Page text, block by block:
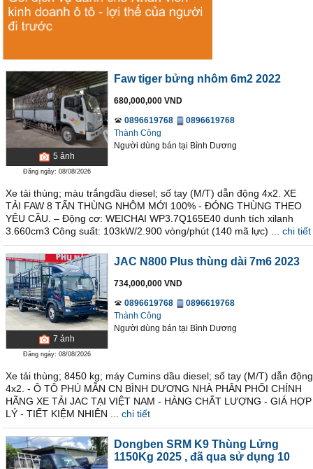
5 ảnh
Đăng ngày: 08/08/2026
Faw tiger bửng nhôm 6m2 2022
680,000,000 VND
0896619768
0896619768
Thành Công
Người dùng bán tại Bình Dương
Xe tải thùng; màu trắngdầu diesel; số tay (M/T) dẫn động 4x2. XE
TẢI FAW 8 TẤN THÙNG NHÔM MỚI 100% - ĐÓNG THÙNG THEO
YÊU CẦU. – Động cơ: WEICHAI WP3.7Q165E40 dunh tích xilanh
3.660cm3 Công suất: 103kW/2.900 vòng/phút (140 mã lực) ...
chi tiết
7 ảnh
Đăng ngày: 08/08/2026
JAC N800 Plus thùng dài 7m6 2023
734,000,000 VND
0896619768
0896619768
Thành Công
Người dùng bán tại Bình Dương
Xe tải thùng; 8450 kg; máy Cumins dầu diesel; số tay (M/T) dẫn động
4x2. - Ô TÔ PHÚ MẪN CN BÌNH DƯƠNG NHÀ PHÂN PHỐI CHÍNH
HÃNG XE TẢI JAC TẠI VIỆT NAM - HÀNG CHẤT LƯỢNG - GIÁ HỢP
LÝ - TIẾT KIỆM NHIÊN ...
chi tiết
Dongben SRM K9 Thùng Lửng
1150Kg 2025 , đã qua sử dụng 10